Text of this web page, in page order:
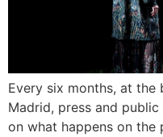
Every six months, at the
Madrid, press and
on what happens on the